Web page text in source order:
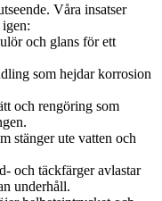
Våra insatser
och glans för ett
som hejdar korrosion
och rengöring som
stänger ute vatten och
och täckfärger avlastar
underhåll.